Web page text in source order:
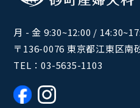
月 - 金 9:30~12:00 /
〒136-0076 東京都江東区南
TEL：03-5635-1103